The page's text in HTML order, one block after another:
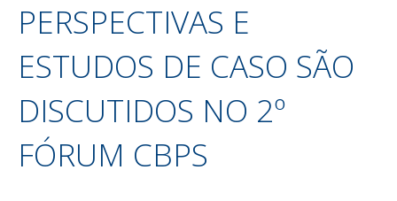
PERSPECTIVAS E
ESTUDOS DE CASO SÃO
DISCUTIDOS NO 2º
FÓRUM CBPS